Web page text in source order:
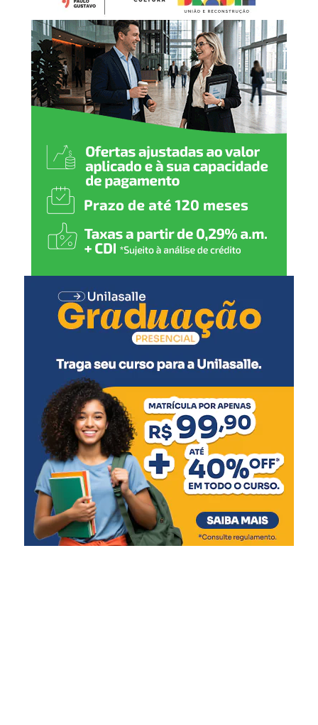
foi possível após exame pericial de imagens realizado por
peritos do Instituto-Geral de Perícias (IGP-RS). As
investigações seguem em andamento para esclarecer
todas as circunstâncias da ocorrência.
Em cumprimento ao artigo 143 do Estatuto da Criança e
do Adolescente (ECA), a identidade da vítima é
preservada e não serão divulgadas informações que
A Polícia Civil orienta que informações sobre crimes
envolvendo crianças e adolescentes podem ser
repassadas de forma anônima à Delegacia de Proteção à
Criança e ao Adolescente (DPCA) de Canoas. As
denúncias podem ser feitas pelo WhatsApp (51) 98459-
0259 ou pela linha direta (51) 3425-9056.